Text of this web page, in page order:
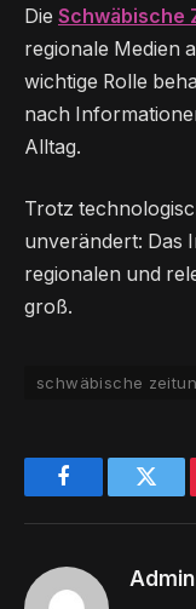
Die Schwäbische
regionale Medien
wichtige Rolle
nach
Alltag.
Trotz
unverändert: Das
regionalen und
groß.
schwäbische
Facebook
Admin